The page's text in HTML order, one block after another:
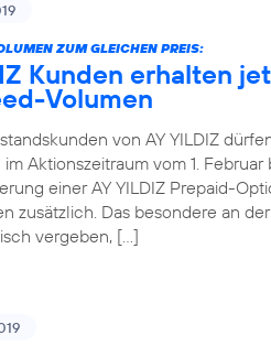
ZUM GLEICHEN PREIS:
Kunden erhalten
Volumen
von AY YILDIZ
Aktionszeitraum vom 1.
einer AY YILDIZ Prepaid-
zusätzlich. Das besondere an
vergeben, […]